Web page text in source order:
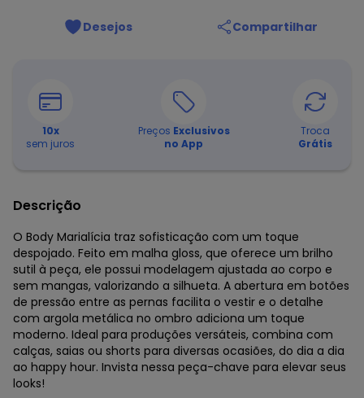
Desejos Compartilhar
10x
sem juros
Preços Exclusivos
no App
Troca
Grátis
Descrição
O Body Marialícia traz sofisticação com um toque
despojado. Feito em malha gloss, que oferece um brilho
sutil à peça, ele possui modelagem ajustada ao corpo e
sem mangas, valorizando a silhueta. A abertura em botões
de pressão entre as pernas facilita o vestir e o detalhe
com argola metálica no ombro adiciona um toque
moderno. Ideal para produções versáteis, combina com
calças, saias ou shorts para diversas ocasiões, do dia a dia
ao happy hour. Invista nessa peça-chave para elevar seus
looks!